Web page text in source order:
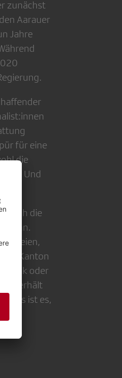
zunächst
Aarauer
Jahre
für eine
die
Und
auch die
seien,
im Kanton
Kritik oder
erhält
ist es,